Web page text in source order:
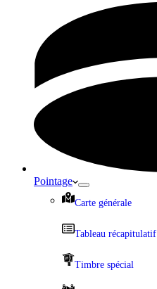
Pointage
Carte générale
Tableau récapitulatif
Timbre spécial